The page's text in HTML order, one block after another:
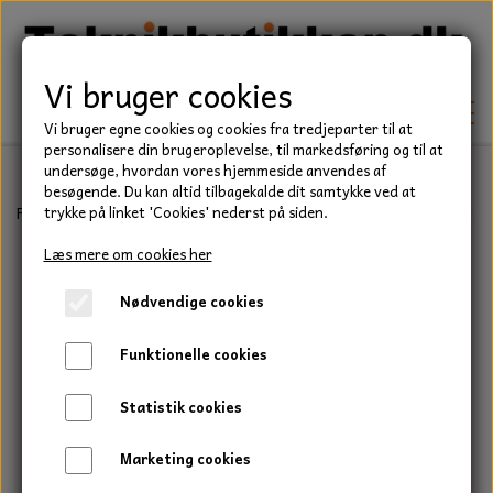
TEKNIK
KILEREMME
LEJER
PAKDÅSER
LÅSERINGE
BEFÆSTELSE
HAVE/PARK
UNIVERSALE REMME TIL PLÆNEKLIPPER OG
HAVETRAKTOR
TRAKTOR/ENTREPRENØR
Forside Teknik Rullekæder og tilbehør Simplex
Vi bruger cookies
Vi bruger egne cookies og cookies fra tredjeparter til at
personalisere din brugeroplevelse, til markedsføring og til at
undersøge, hvordan vores hjemmeside anvendes af
besøgende. Du kan altid tilbagekalde dit samtykke ved at
trykke på linket 'Cookies' nederst på siden.
Læs mere om cookies her
Nødvendige cookies
Funktionelle cookies
Statistik cookies
Marketing cookies